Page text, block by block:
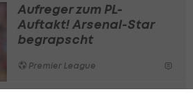
Aufreger zum PL-
Auftakt! Arsenal-Star
begrapscht
Premier League